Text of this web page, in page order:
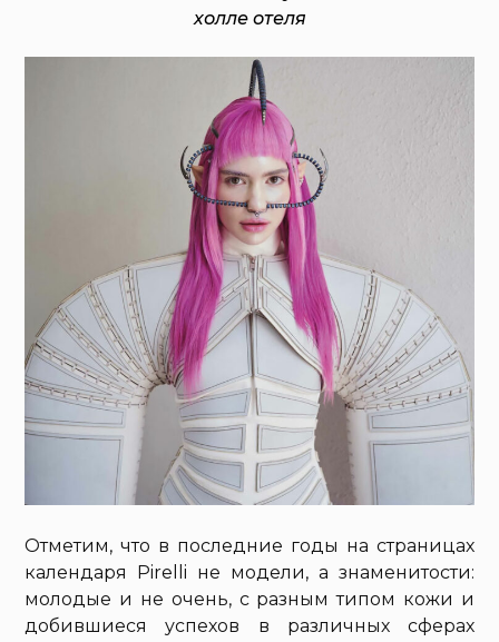
холле отеля
Отметим, что в последние годы на страницах
календаря Pirelli не модели, а знаменитости:
молодые и не очень, с разным типом кожи и
добившиеся успехов в различных сферах